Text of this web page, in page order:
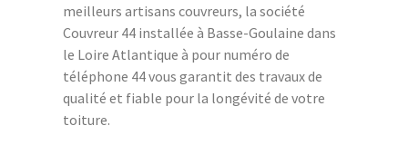
meilleurs artisans couvreurs, la société
Couvreur 44 installée à Basse-Goulaine dans
le Loire Atlantique à pour numéro de
téléphone 44 vous garantit des travaux de
qualité et fiable pour la longévité de votre
toiture.